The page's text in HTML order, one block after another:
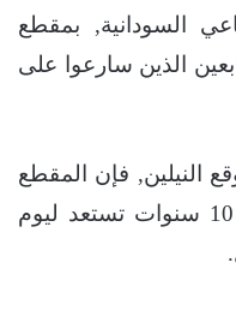
السودانية, بمقطع
الذين سارعوا على
النيلين, فإن المقطع
أظهر عروس سودانية, عمرها 10 سنوات تستعد ليوم